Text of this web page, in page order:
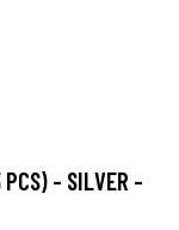
PCS) - SILVER -